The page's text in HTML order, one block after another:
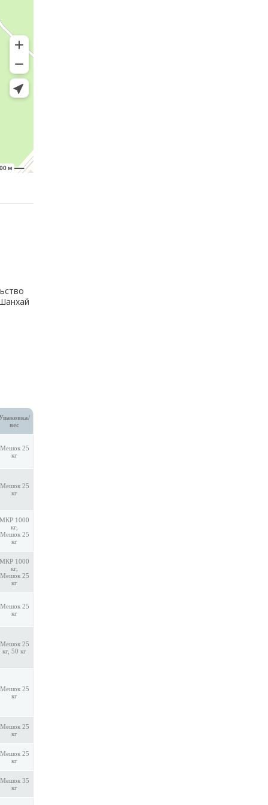
вес
Мешок 25
кг
Мешок 25
кг
МКР 1000
кг,
Мешок 25
кг
МКР 1000
кг,
Мешок 25
кг
Мешок 25
кг
Мешок 25
кг, 50 кг
Мешок 25
кг
Мешок 25
кг
Мешок 25
кг
Мешок 35
кг